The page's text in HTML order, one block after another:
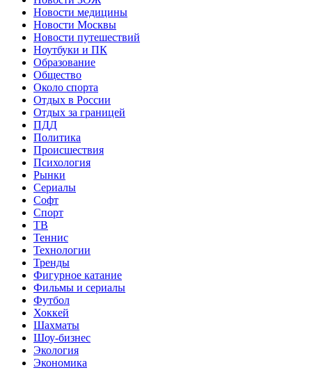
Новости медицины
Новости Москвы
Новости путешествий
Ноутбуки и ПК
Образование
Общество
Около спорта
Отдых в России
Отдых за границей
ПДД
Политика
Происшествия
Психология
Рынки
Сериалы
Софт
Спорт
ТВ
Теннис
Технологии
Тренды
Фигурное катание
Фильмы и сериалы
Футбол
Хоккей
Шахматы
Шоу-бизнес
Экология
Экономика